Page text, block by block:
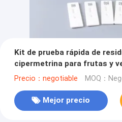
Kit de prueba rápida de
cipermetrina para frutas y
rápida, alta sensibilidad
Precio：negotiable MOQ：
Mejor precio